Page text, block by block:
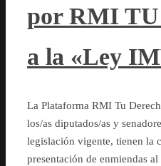
por RMI
a la «Ley
La Plataforma RMI Tu
los/as diputados/as y
legislación vigente, tienen la
presentación de enmiendas